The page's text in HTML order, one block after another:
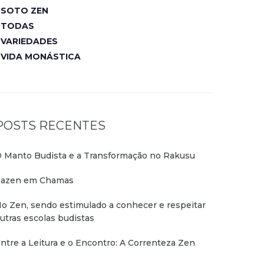
SOTO ZEN
TODAS
VARIEDADES
VIDA MONÁSTICA
RECENTES
Manto Budista e a Transformação no Rakusu
em Chamas
Zen, sendo estimulado a conhecer e respeitar
escolas budistas
a Leitura e o Encontro: A Correnteza Zen